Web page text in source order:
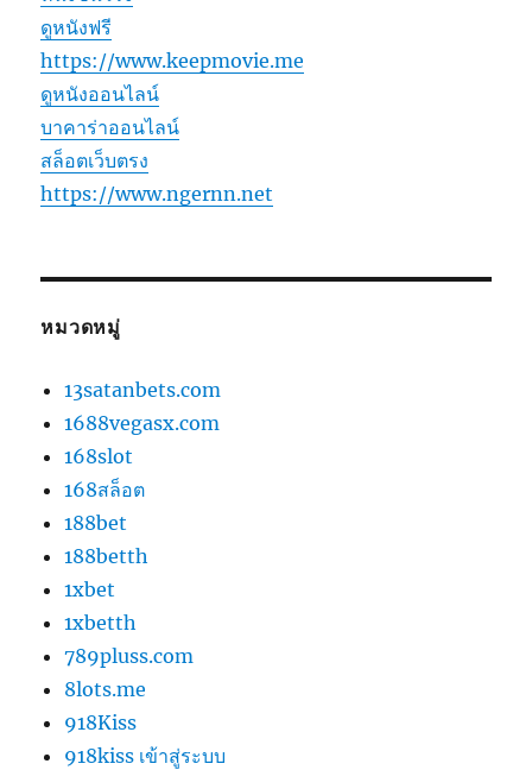
ดูหนังฟรี
https://www.keepmovie.me
ดูหนังออนไลน์
บาคาร่าออนไลน์
สล็อตเว็บตรง
https://www.ngernn.net
หมวดหมู่
13satanbets.com
1688vegasx.com
168slot
168สล็อต
188bet
188betth
1xbet
1xbetth
789pluss.com
8lots.me
918Kiss
918kiss เข้าสู่ระบบ